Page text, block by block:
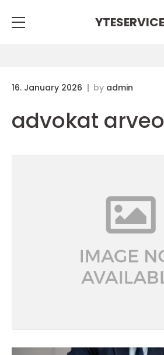
16. January 2026 by admin
advokat